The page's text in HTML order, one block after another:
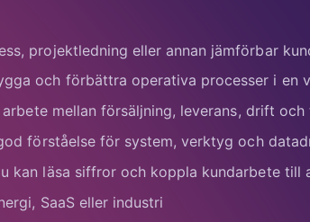
projektledning eller annan jämförbar
och förbättra operativa processer i en
mellan försäljning, leverans, drift och
förståelse för system, verktyg och
kan läsa siffror och koppla kundarbete till
SaaS eller industri